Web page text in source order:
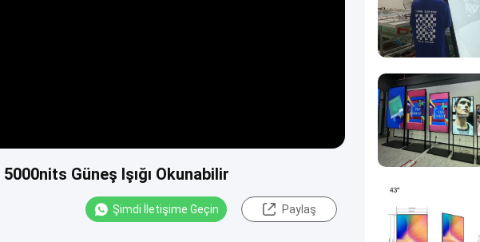
Güneş Işığı Okunabilir
Şimdi İletişime Geçin Paylaş